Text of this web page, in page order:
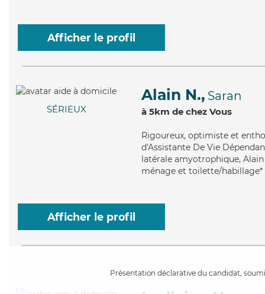
Afficher le profil
SÉRIEUX
Alain N., Saran
à 5km de chez Vous
Rigoureux, optimiste et
d'Assistante De Vie
latérale amyotrophique,
ménage et toilette/habillage*
Afficher le profil
Présentation déclarative du candidat,